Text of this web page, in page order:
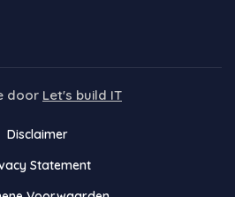
door Let's build IT
Disclaimer
Statement